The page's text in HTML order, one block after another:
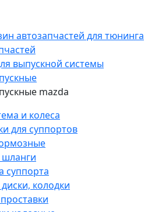
автозапчастей для тюнинга
выпускной системы
mazda
и колеса
для суппортов
суппорта
колодки